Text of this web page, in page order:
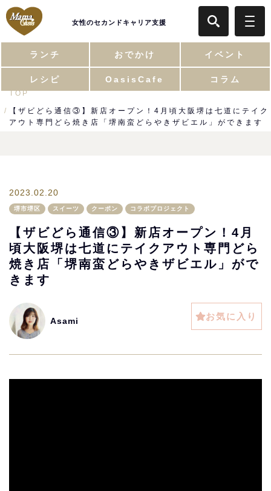
女性のセカンドキャリア支援
ランチ おでかけ イベント
レシピ OasisCafe コラム
TOP
【ザビどら通信③】新店オープン！4月頃大阪堺は七道にテイク
アウト専門どら焼き店「堺南蛮どらやきザビエル」ができます
2023.02.20
堺市堺区 スイーツ クーポン コラボプロジェクト
【ザビどら通信③】新店オープン！4月
頃大阪堺は七道にテイクアウト専門どら
焼き店「堺南蛮どらやきザビエル」がで
きます
Asami お気に入り